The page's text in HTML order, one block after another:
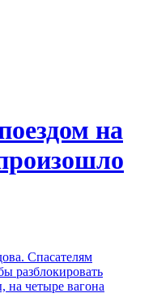
на
Спасателям
разблокировать
на четыре вагона